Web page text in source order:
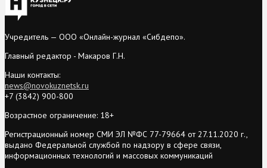
Учредитель — ООО «Онлайн-журнал «Сибдепо».
Главный редактор - Макаров Г.Н.
Наши контакты:
news@novokuznetsk.ru
+7 (3842) 900-800
Возрастное ограничение: 18+
Регистрационный номер СМИ ЭЛ №ФС 77-79664 от 27.11.2020 г.,
выдано Федеральной службой по надзору в сфере связи,
информационных технологий и массовых коммуникаций